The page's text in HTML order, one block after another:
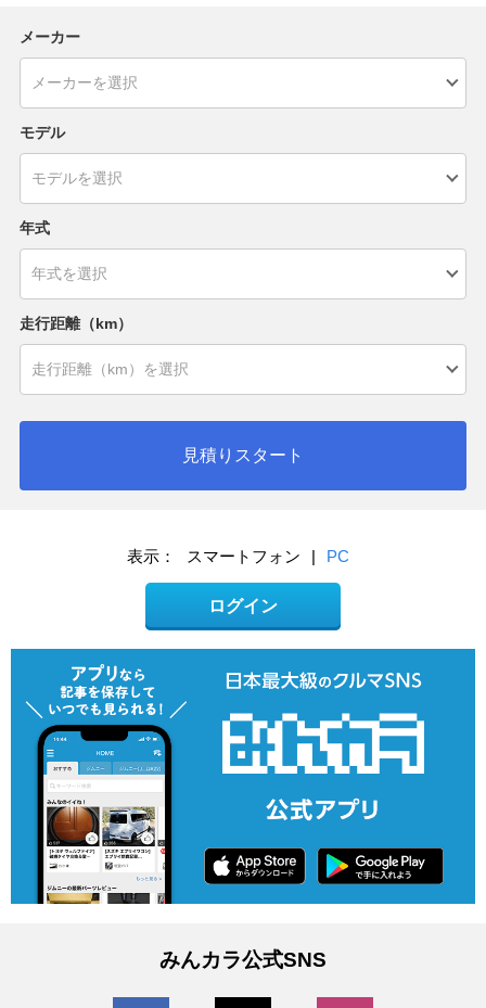
メーカー
モデル
年式
走行距離（km）
見積りスタート
表示： スマートフォン | PC
ログイン
みんカラ公式SNS